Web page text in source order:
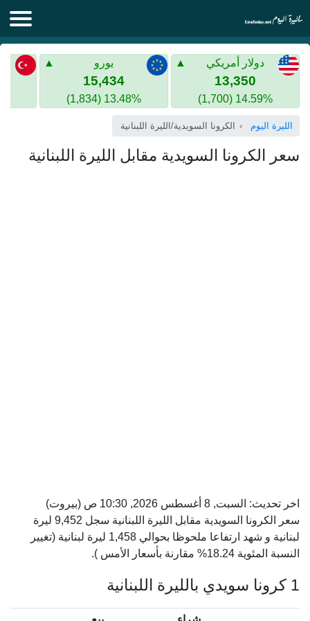
الليرة اليوم
الليرة السورية
الذهب في سوريا
الليرة التركية
الليرة التركية
الذهب في تركيا
اليورو الى الليرة التركية
دولار أمريكي
13,350
14.59% (1,700)
يورو
15,434
13.48% (1,834)
الليرة اليوم الكرونا السويدية/الليرة اللبنانية
سعر الكرونا السويدية مقابل الليرة اللبنانية
اخر تحديث: السبت, 8 أغسطس 2026, 10:30 ص
(بيروت)
سعر الكرونا السويدية مقابل الليرة اللبنانية سجل 9,452 ليرة
لبنانية و شهد ارتفاعا ملحوظا بحوالي 1,458 ليرة لبنانية (تغيير
النسبة المئوية 18.24% مقارنة بأسعار الأمس ).
1 كرونا سويدي بالليرة اللبنانية